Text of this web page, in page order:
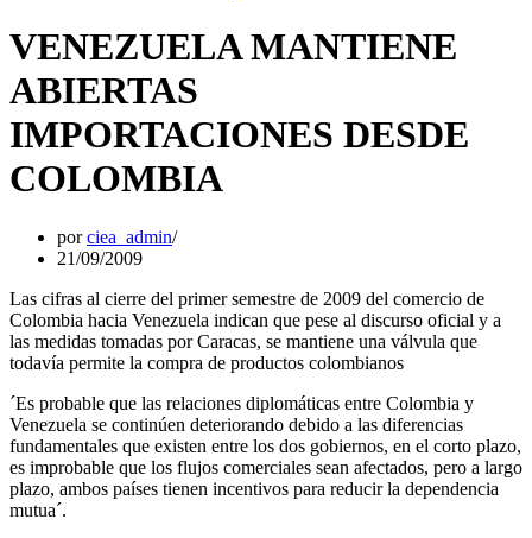
VENEZUELA MANTIENE
ABIERTAS
IMPORTACIONES DESDE
COLOMBIA
porciea_admin
21/09/2009
Las cifras al cierre del primer semestre de 2009 del comercio de
Colombia hacia Venezuela indican que pese al discurso oficial y a
las medidas tomadas por Caracas, se mantiene una válvula que
todavía permite la compra de productos colombianos
´Es probable que las relaciones diplomáticas entre Colombia y
Venezuela se continúen deteriorando debido a las diferencias
fundamentales que existen entre los dos gobiernos, en el corto plazo,
es improbable que los flujos comerciales sean afectados, pero a largo
plazo, ambos países tienen incentivos para reducir la dependencia
mutua´.